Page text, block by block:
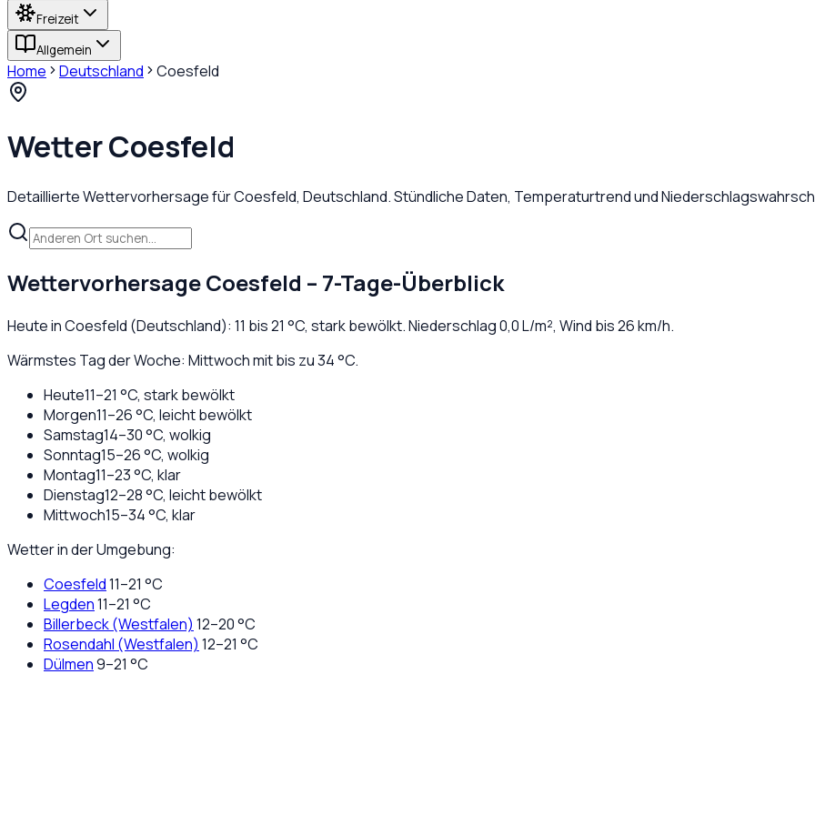
Freizeit
Allgemein
Home Deutschland Coesfeld
WetterCoesfeld
Detaillierte Wettervorhersage fürCoesfeld, Deutschland. Stündliche Daten, Temperaturtrend und
WettervorhersageCoesfeld – 7-Tage-Überblick
Heute inCoesfeld (Deutschland): 11 bis21 °C, stark bewölkt. Niederschlag0,0L/m², Wind bis26km/h.
Wärmstes Tag der Woche: Mittwoch mit bis zu 34 °C.
Heute11–21 °C, stark bewölkt
Morgen11–26°C, leicht bewölkt
Samstag14–30°C, wolkig
Sonntag15–26°C, wolkig
Montag11–23°C, klar
Dienstag12–28°C, leicht bewölkt
Mittwoch15–34°C, klar
Wetter in der Umgebung:
Coesfeld11–21 °C
Legden11–21 °C
Billerbeck (Westfalen) 12–20°C
Rosendahl (Westfalen) 12–21 °C
Dülmen9–21 °C